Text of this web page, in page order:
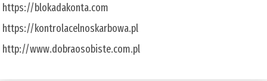
https://blokadakonta.com
https://kontrolacelnoskarbowa.pl
http://www.dobraosobiste.com.pl